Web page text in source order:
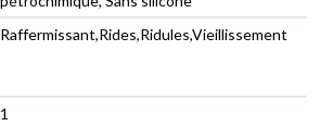
Raffermissant,Rides,Ridules,Vieillissement
1